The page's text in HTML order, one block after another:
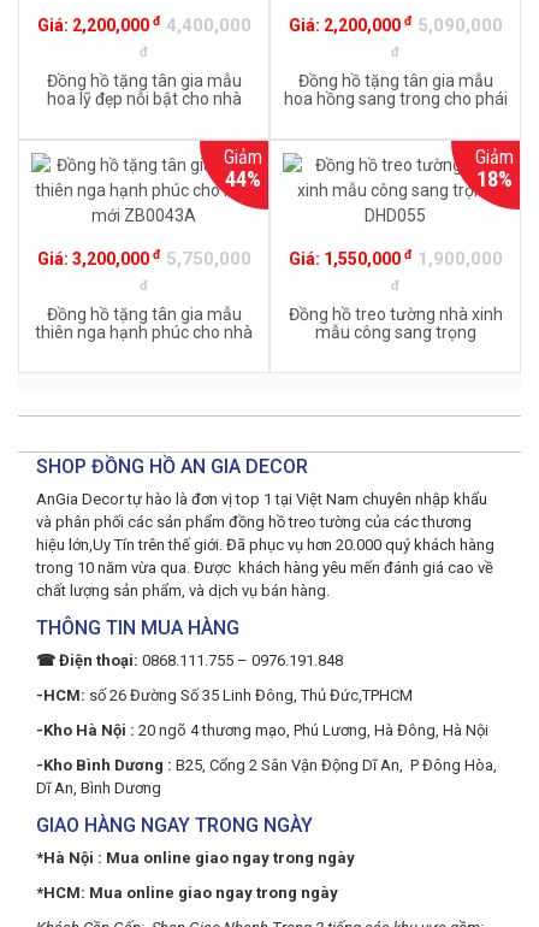
Giá: 2,200,000 đ 4,400,000
đ
Đồng hồ tặng tân gia mẫu
hoa lỹ đẹp nỗi bật cho nhà
Giá: 2,200,000 đ 5,090,000
đ
Đồng hồ tặng tân gia mẫu
hoa hồng sang trong cho phái
Giảm
44%
Giá: 3,200,000 đ 5,750,000
đ
Đồng hồ tặng tân gia mẫu
thiên nga hạnh phúc cho nhà
Giảm
18%
Giá: 1,550,000 đ 1,900,000
đ
Đồng hồ treo tường nhà xinh
mẫu công sang trọng
SHOP ĐỒNG HỒ AN GIA DECOR
AnGia Decor tự hào là đơn vị top 1 tại Việt Nam chuyên nhập khẩu
và phân phối các sản phẩm đồng hồ treo tường của các thương
hiệu lớn,Uy Tín trên thế giới. Đã phục vụ hơn 20.000 quý khách hàng
trong 10 năm vừa qua. Được khách hàng yêu mến đánh giá cao về
chất lượng sản phẩm, và dịch vụ bán hàng.
THÔNG TIN MUA HÀNG
☎ Điện thoại: 0868.111.755 – 0976.191.848
-HCM: số 26 Đường Số 35 Linh Đông, Thủ Đức,TPHCM
-Kho Hà Nội : 20 ngõ 4 thương mạo, Phú Lương, Hà Đông, Hà Nội
-Kho Bình Dương : B25, Cổng 2 Sân Vận Động Dĩ An, P Đông Hòa,
Dĩ An, Bình Dương
GIAO HÀNG NGAY TRONG NGÀY
*Hà Nội : Mua online giao ngay trong ngày
*HCM: Mua online giao ngay trong ngày